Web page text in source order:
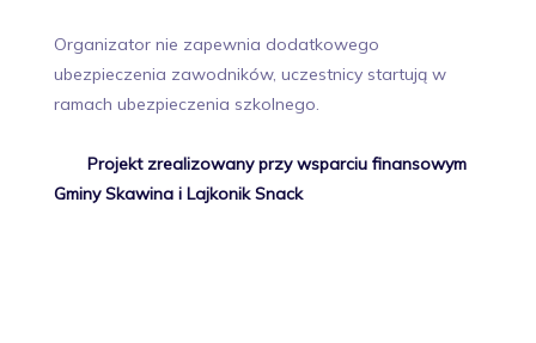
Organizator nie zapewnia dodatkowego
ubezpieczenia zawodników, uczestnicy startują w
ramach ubezpieczenia szkolnego.
Projekt zrealizowany przy wsparciu finansowym
Gminy Skawina i Lajkonik Snack